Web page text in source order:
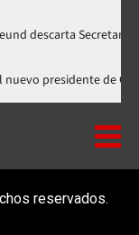
Secretaría de
del nuevo
reservados.